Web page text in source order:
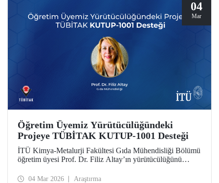
04
Mar
Öğretim Üyemiz Yürütücülüğündeki
Projeye TÜBİTAK KUTUP-1001 Desteği
İTÜ Kimya-Metalurji Fakültesi Gıda Mühendisliği Bölümü
öğretim üyesi Prof. Dr. Filiz Altay’ın yürütücülüğünü
Programı kapsamında desteğe değer görüldü.
04 Mar 2026 Araştırma